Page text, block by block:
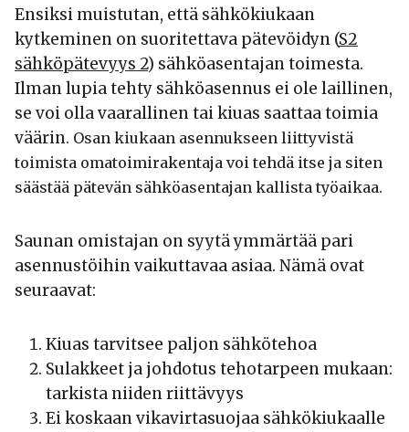
Ensiksi muistutan, että sähkökiukaan
kytkeminen on suoritettava pätevöidyn (S2
sähköpätevyys 2) sähköasentajan toimesta.
Ilman lupia tehty sähköasennus ei ole laillinen,
se voi olla vaarallinen tai kiuas saattaa toimia
väärin. Osan kiukaan asennukseen liittyvistä
toimista omatoimirakentaja voi tehdä itse ja siten
säästää pätevän sähköasentajan kallista työaikaa.
Saunan omistajan on syytä ymmärtää pari
asennustöihin vaikuttavaa asiaa. Nämä ovat
seuraavat:
Kiuas tarvitsee paljon sähkötehoa
Sulakkeet ja johdotus tehotarpeen mukaan:
tarkista niiden riittävyys
Ei koskaan vikavirtasuojaa sähkökiukaalle